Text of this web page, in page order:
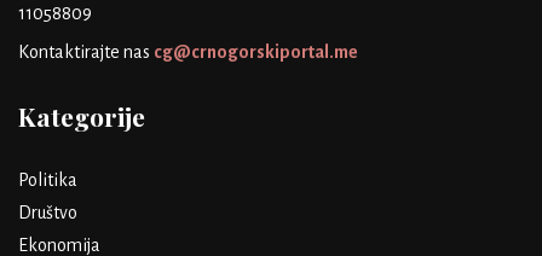
11058809
Kontaktirajte nas cg@crnogorskiportal.me
Kategorije
Politika
Društvo
Ekonomija